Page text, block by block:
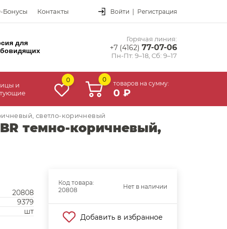
Контакты Войти | Регистрация
для
Горячая линия:
+7 (4162) 77-07-06
Пн-Пт: 9–18, Сб: 9–17
и
0 0
товаров на сумму:
0 ₽
светло-коричневый
темно-коричневый,
20808
9379
шт
Код товара:
20808
Нет в наличии
Добавить в избранное